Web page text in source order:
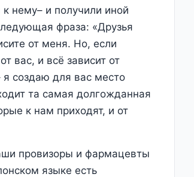
нему– и получили иной
фраза: «Друзья
от меня. Но, если
вас, и всё зависит от
я создаю для вас место
та самая долгожданная
к нам приходят, и от
провизоры и фармацевты
языке есть